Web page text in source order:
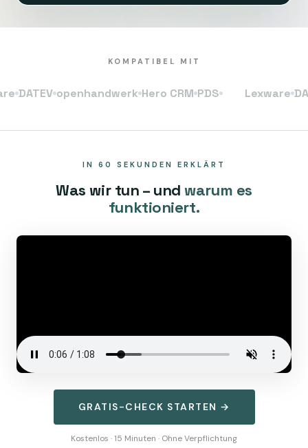
KOMPATIBEL MIT
openhandwerk Hero CRM PDS Lexware DATEV
IN 60 SEKUNDEN ERKLÄRT
Was wir tun – und warum es
funktioniert.
GRATIS-CHECK STARTEN →
Kostenlos · 15 Minuten · Ohne Verpflichtung